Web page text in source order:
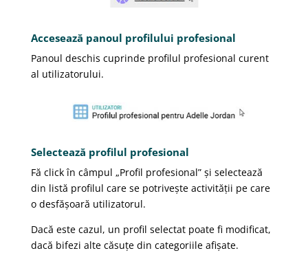
Accesează panoul profilului profesional
Panoul deschis cuprinde profilul profesional curent
al utilizatorului.
Selectează profilul profesional
Fă click în câmpul „Profil profesional” și selectează
din listă profilul care se potrivește activității pe care
o desfășoară utilizatorul.
Dacă este cazul, un profil selectat poate fi modificat,
dacă bifezi alte căsuțe din categoriile afișate.